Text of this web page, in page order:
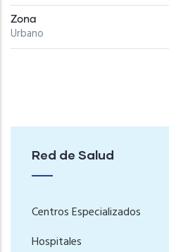
Zona
Urbano
Red de Salud
Centros Especializados
Hospitales